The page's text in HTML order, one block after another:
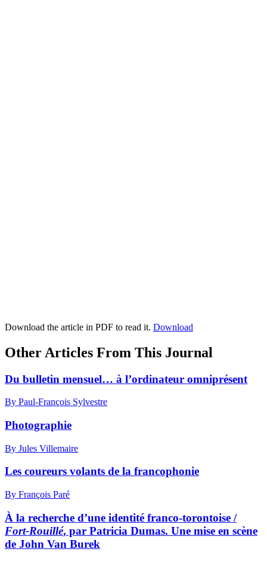
Download the article in PDF to read it. Download
Other Articles From This Journal
Du bulletin mensuel… à l’ordinateur omniprésent
By Paul-François Sylvestre
Photographie
By Jules Villemaire
Les coureurs volants de la francophonie
By François Paré
À la recherche d’une identité franco-torontoise /
Fort-Rouillé, par Patricia Dumas. Une mise en scène
de John Van Burek